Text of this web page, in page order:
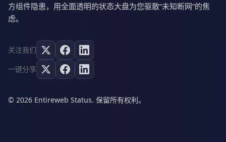
方组件隐患，用全面透明的状态大盘为您驱散“未知断网”的焦
虑。
关注我们
一键分享
© 2026 Entireweb Status. 保留所有权利。